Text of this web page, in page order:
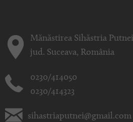
Mănăstirea Sihăstria
jud. Suceava, România
0230/414050
0230/414323
sihastriaputnei@gmail.com